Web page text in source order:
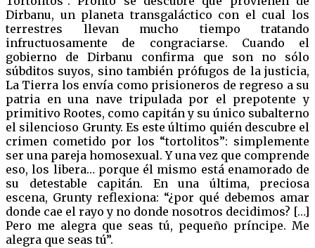
Dirbanu, un planeta transgaláctico con el cual los
terrestres llevan mucho tiempo tratando
infructuosamente de congraciarse. Cuando el
gobierno de Dirbanu confirma que son no sólo
súbditos suyos, sino también prófugos de la justicia,
La Tierra los envía como prisioneros de regreso a su
patria en una nave tripulada por el prepotente y
primitivo Rootes, como capitán y su único subalterno
el silencioso Grunty. Es este último quién descubre el
crimen cometido por los “tortolitos”: simplemente
ser una pareja homosexual. Y una vez que comprende
eso, los libera… porque él mismo está enamorado de
su detestable capitán. En una última, preciosa
escena, Grunty reflexiona: “¿por qué debemos amar
donde cae el rayo y no donde nosotros decidimos? […]
Pero me alegra que seas tú, pequeño príncipe. Me
alegra que seas tú”.